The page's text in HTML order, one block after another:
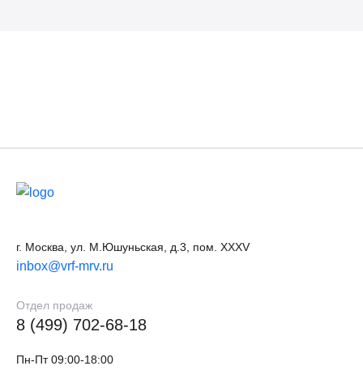
г. Москва, ул. М.Юшуньская, д.3, пом. XXXV
inbox@vrf-mrv.ru
Отдел продаж
8 (499) 702-68-18
Пн-Пт 09:00-18:00